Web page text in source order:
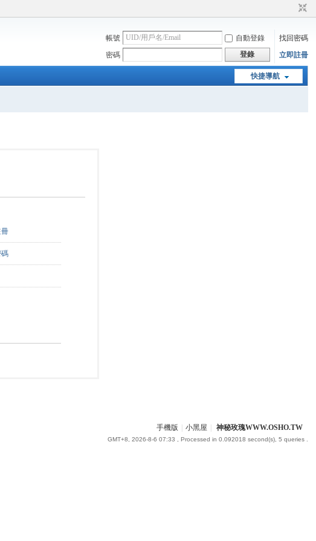
帳號 自動登錄
找回密碼
密碼
登錄 立即註冊
快捷導航
手機版 小黑屋 神秘玫瑰WWW.OSHO.TW
GMT+8, 2026-8-6 07:33 , Processed in 0.092018 second(s), 5 queries .